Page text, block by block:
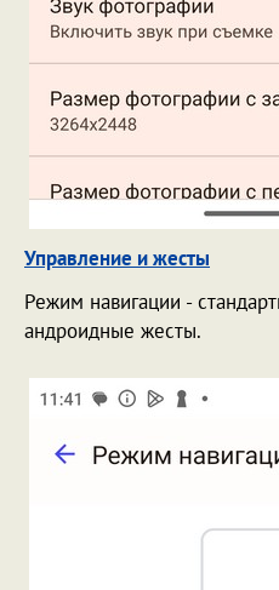
Управление и жесты
Режим навигации -
андроидные жесты.